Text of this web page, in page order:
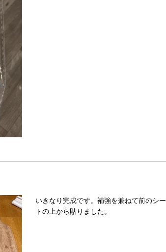
いきなり完成です。補強を兼ねて前のシー
トの上から貼りました。